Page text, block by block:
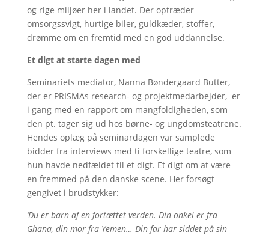
og rige miljøer her i landet. Der optræder
omsorgssvigt, hurtige biler, guldkæder, stoffer,
drømme om en fremtid med en god uddannelse.
Et digt at starte dagen med
Seminariets mediator, Nanna Bøndergaard Butter,
der er PRISMAs research- og projektmedarbejder, er
i gang med en rapport om mangfoldigheden, som
den pt. tager sig ud hos børne- og ungdomsteatrene.
Hendes oplæg på seminardagen var samplede
bidder fra interviews med ti forskellige teatre, som
hun havde nedfældet til et digt. Et digt om at være
en fremmed på den danske scene. Her forsøgt
gengivet i brudstykker:
‘Du er barn af en fortættet verden. Din onkel er fra
Ghana, din mor fra Yemen… Din far har siddet på sin